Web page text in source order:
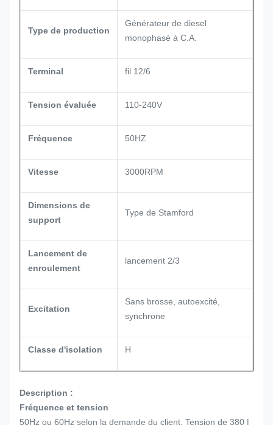
Type de production
Générateur de diesel
monophasé à C.A.
Terminal fil 12/6
Tension évaluée 110-240V
Fréquence 50HZ
Vitesse 3000RPM
Dimensions de
support
Type de Stamford
Lancement de
enroulement
lancement 2/3
Excitation
Sans brosse, autoexcité,
synchrone
Classe d'isolation H
Description :
Fréquence et tension
50Hz ou 60Hz selon la demande du client. Tension de 380 |